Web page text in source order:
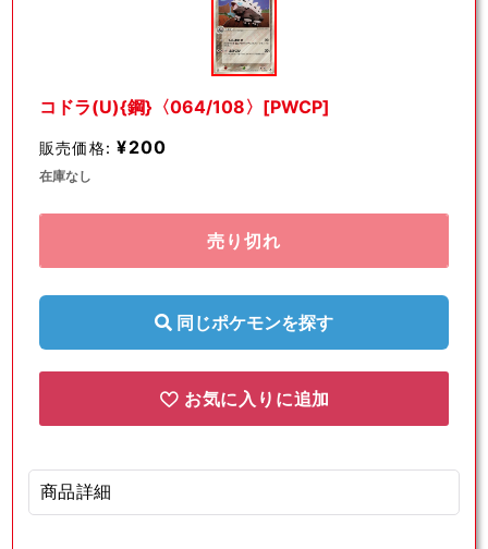
(1)
を
コドラ(U){鋼}〈064/108〉[PWCP]
販売価格: ¥200
在庫なし
売り切れ
同じポケモンを探す
お気に入りに追加
商品詳細